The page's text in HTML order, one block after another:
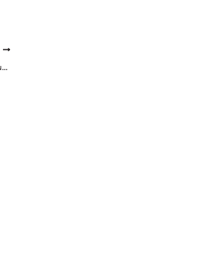
Entre intuition et innovation : le futur du vin au Chai du Baron